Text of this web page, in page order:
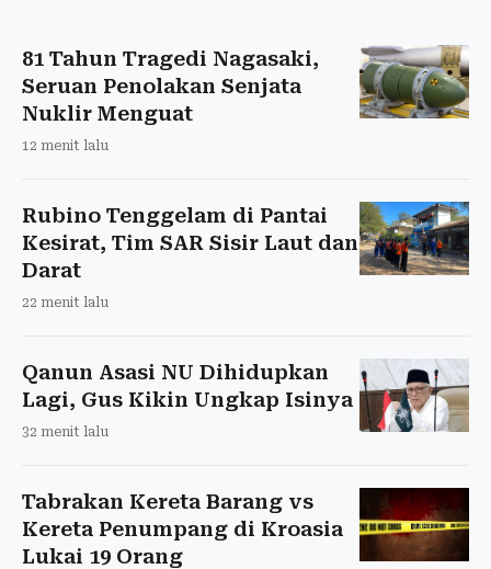
81 Tahun Tragedi Nagasaki,
Seruan Penolakan Senjata
Nuklir Menguat
12 menit lalu
Rubino Tenggelam di Pantai
Kesirat, Tim SAR Sisir Laut dan
Darat
22 menit lalu
Qanun Asasi NU Dihidupkan
Lagi, Gus Kikin Ungkap Isinya
32 menit lalu
Tabrakan Kereta Barang vs
Kereta Penumpang di Kroasia
Lukai 19 Orang